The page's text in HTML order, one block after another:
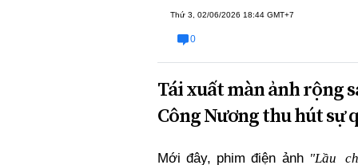
ĐA CHIỀU
Quan điểm
Thứ 3, 02/06/2026 18:44 GMT+7
0
Tái xuất màn ảnh rộng
Công Nương thu hút sự
Mới đây, phim điện ảnh "Lầu c